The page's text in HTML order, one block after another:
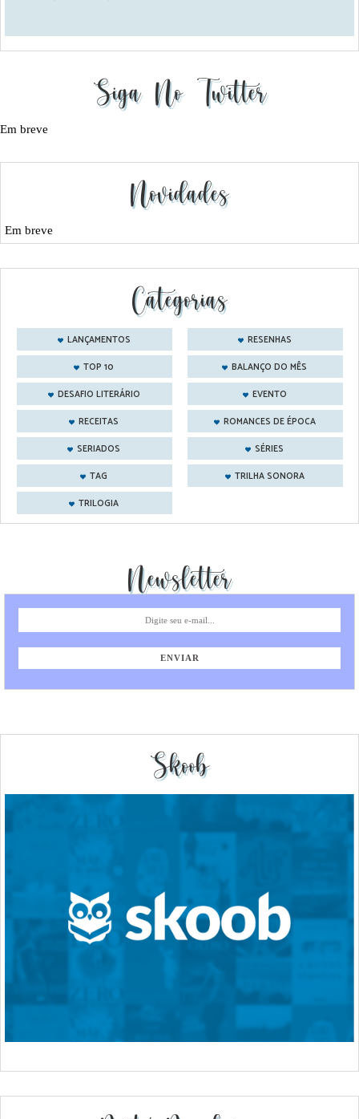
Siga No Twitter
Em breve
Novidades
Em breve
Categorias
LANÇAMENTOS
RESENHAS
TOP 10
BALANÇO DO MÊS
DESAFIO LITERÁRIO
EVENTO
RECEITAS
ROMANCES DE ÉPOCA
SERIADOS
SÉRIES
TAG
TRILHA SONORA
TRILOGIA
Newsletter
Skoob